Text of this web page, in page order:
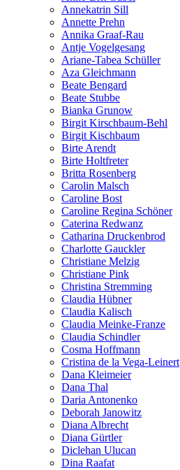
Annekatrin Sill
Annette Prehn
Annika Graaf-Rau
Antje Vogelgesang
Ariane-Tabea Schüller
Aza Gleichmann
Beate Bengard
Beate Stubbe
Bianka Grunow
Birgit Kirschbaum-Behl
Birgit Kischbaum
Birte Arendt
Birte Holtfreter
Britta Rosenberg
Carolin Malsch
Caroline Bost
Caroline Regina Schöner
Caterina Redwanz
Catharina Druckenbrod
Charlotte Gauckler
Christiane Melzig
Christiane Pink
Christina Stremming
Claudia Hübner
Claudia Kalisch
Claudia Meinke-Franze
Claudia Schindler
Cosma Hoffmann
Cristina de la Vega-Leinert
Dana Kleimeier
Dana Thal
Daria Antonenko
Deborah Janowitz
Diana Albrecht
Diana Gürtler
Diclehan Ulucan
Dina Raafat